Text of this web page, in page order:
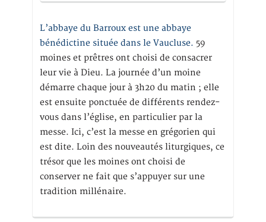
L’abbaye du Barroux est une abbaye
bénédictine située dans le Vaucluse. 59
moines et prêtres ont choisi de consacrer
leur vie à Dieu. La journée d’un moine
démarre chaque jour à 3h20 du matin ; elle
est ensuite ponctuée de différents rendez-
vous dans l’église, en particulier par la
messe. Ici, c’est la messe en grégorien qui
est dite. Loin des nouveautés liturgiques, ce
trésor que les moines ont choisi de
conserver ne fait que s’appuyer sur une
tradition millénaire.